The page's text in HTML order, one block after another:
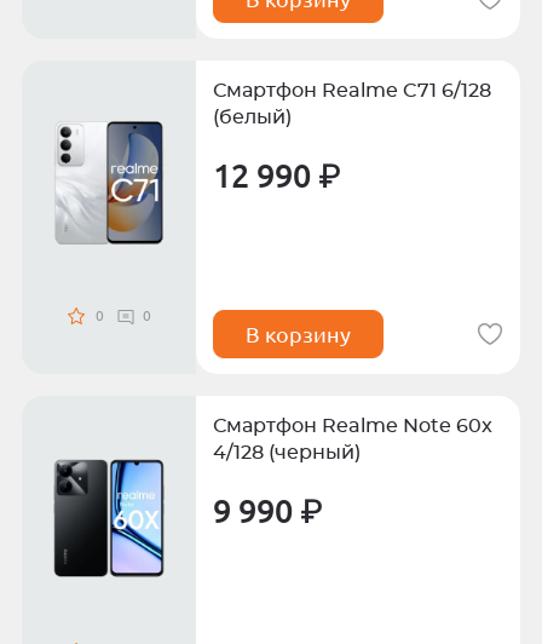
0 0
Смартфон Realme C71 6/128
(белый)
12 990 ₽
В корзину
Смартфон Realme Note 60x
4/128 (черный)
9 990 ₽